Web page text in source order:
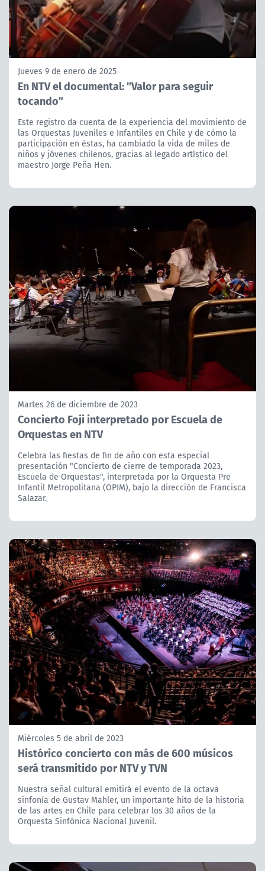
Jueves 9 de enero de 2025
En NTV el documental: "Valor para seguir
tocando"
Este registro da cuenta de la experiencia del movimiento de
las Orquestas Juveniles e Infantiles en Chile y de cómo la
participación en éstas, ha cambiado la vida de miles de
niños y jóvenes chilenos, gracias al legado artístico del
maestro Jorge Peña Hen.
Martes 26 de diciembre de 2023
Concierto Foji interpretado por Escuela de
Orquestas en NTV
Celebra las fiestas de fin de año con esta especial
presentación "Concierto de cierre de temporada 2023,
Escuela de Orquestas", interpretada por la Orquesta Pre
Infantil Metropolitana (OPIM), bajo la dirección de Francisca
Salazar.
Miércoles 5 de abril de 2023
Histórico concierto con más de 600 músicos
será transmitido por NTV y TVN
Nuestra señal cultural emitirá el evento de la octava
sinfonía de Gustav Mahler, un importante hito de la historia
de las artes en Chile para celebrar los 30 años de la
Orquesta Sinfónica Nacional Juvenil.